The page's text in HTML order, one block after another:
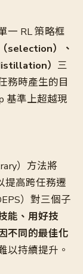
一 RL 策略框
selection）、
） 三
務時產生的目
基準上超越現
）方法將
提高跨任務遷
）對三個子
能、用好技
不同的最佳化
以持續提升。